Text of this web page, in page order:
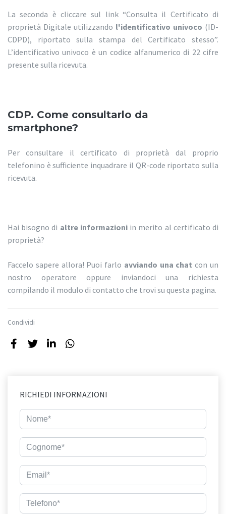
La seconda è cliccare sul link “Consulta il Certificato di
proprietà Digitale utilizzando l'identificativo univoco (ID-
CDPD), riportato sulla stampa del Certificato stesso”.
L’identificativo univoco è un codice alfanumerico di 22 cifre
presente sulla ricevuta.
CDP. Come consultarlo da
smartphone?
Per consultare il certificato di proprietà dal proprio
telefonino è sufficiente inquadrare il QR-code riportato sulla
ricevuta.
Hai bisogno di altre informazioniin merito al certificato di
proprietà?
Faccelo sapere allora! Puoi farlo avviando una chat con un
nostro operatore oppure inviandoci una richiesta
compilando il modulo di contatto che trovi su questa pagina.
Condividi
RICHIEDI INFORMAZIONI